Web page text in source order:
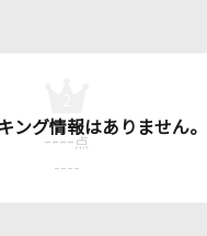
---- 点
----